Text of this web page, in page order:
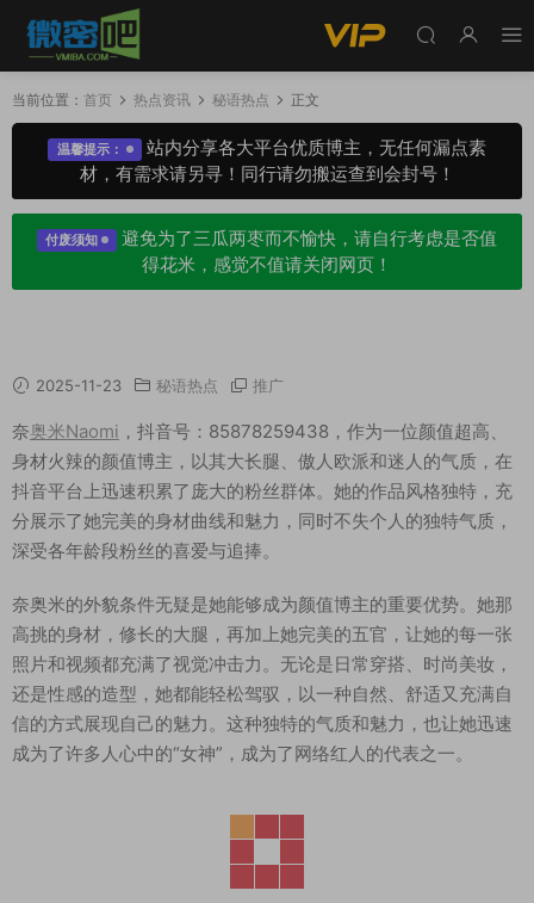
当前位置： 首页 热点资讯 秘语热点 正文
温馨提示：
站内分享各大平台优质博主，无任何漏点素
材，有需求请另寻！同行请勿搬运查到会封号！
付废须知
避免为了三瓜两枣而不愉快，请自行考虑是否值
得花米，感觉不值请关闭网页！
2025-11-23 秘语热点 推广
奈奥米Naomi ，抖音号：85878259438，作为一位颜值超高、
身材火辣的颜值博主，以其大长腿、傲人欧派和迷人的气质，在
抖音平台上迅速积累了庞大的粉丝群体。她的作品风格独特，充
分展示了她完美的身材曲线和魅力，同时不失个人的独特气质，
深受各年龄段粉丝的喜爱与追捧。
奈奥米的外貌条件无疑是她能够成为颜值博主的重要优势。她那
高挑的身材，修长的大腿，再加上她完美的五官，让她的每一张
照片和视频都充满了视觉冲击力。无论是日常穿搭、时尚美妆，
还是性感的造型，她都能轻松驾驭，以一种自然、舒适又充满自
信的方式展现自己的魅力。这种独特的气质和魅力，也让她迅速
成为了许多人心中的“女神”，成为了网络红人的代表之一。